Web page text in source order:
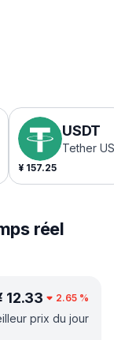
USDT
Tether
¥ 157.25
réel
12.33 2.65 %
prix du jour